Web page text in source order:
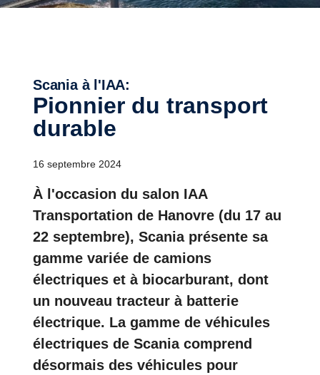
Scania à l'IAA:
Pionnier du transport
durable
16 septembre 2024
À l'occasion du salon IAA
Transportation de Hanovre (du 17 au
22 septembre), Scania présente sa
gamme variée de camions
électriques et à biocarburant, dont
un nouveau tracteur à batterie
électrique. La gamme de véhicules
électriques de Scania comprend
désormais des véhicules pour